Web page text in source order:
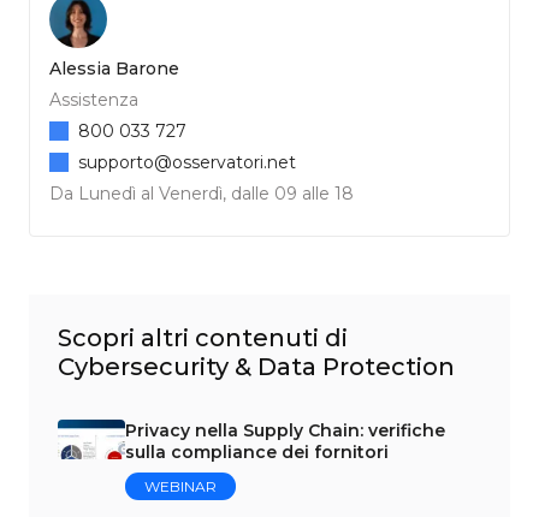
Alessia Barone
Assistenza
Da Lunedì al Venerdì, dalle 09 alle 18
800 033 727
supporto@osservatori.net
Scopri altri contenuti di
Cybersecurity & Data Protection
Privacy nella Supply Chain: verifiche
sulla compliance dei fornitori
WEBINAR